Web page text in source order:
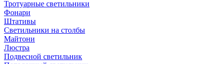
Тротуарные светильники
Фонари
Штативы
Светильники на столбы
Майтони
Люстра
Подвесной светильник